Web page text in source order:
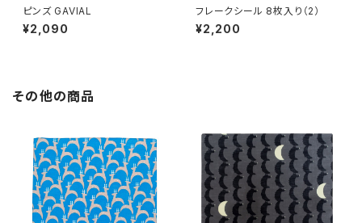
ピンズ GAVIAL
¥2,090
フレークシール 8枚入り（2）
¥2,200
その他の商品